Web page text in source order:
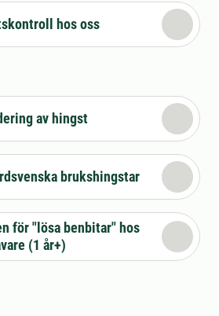
hos oss
av hingst
brukshingstar
för "lösa benbitar" hos
(1 år+)